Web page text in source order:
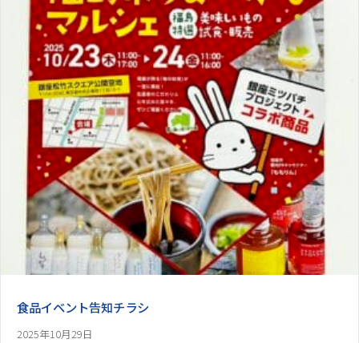
食品イベント告知チラシ
2025年10月29日